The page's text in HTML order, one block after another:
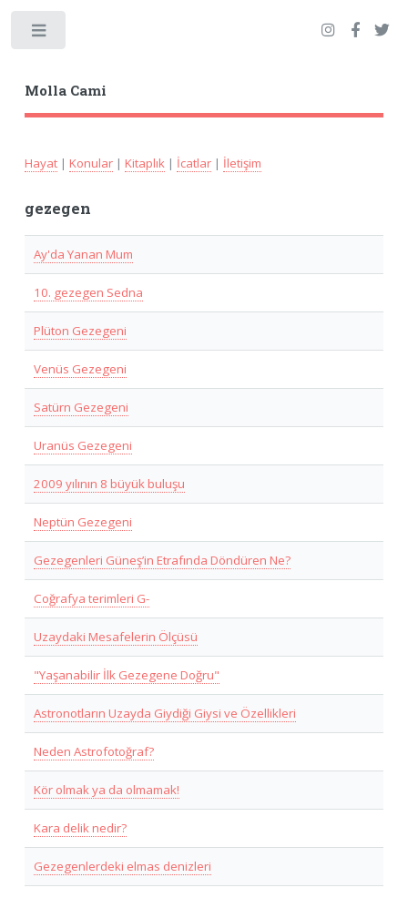
Molla Cami
Hayat| Konular| Kitaplık| İcatlar| İletişim
gezegen
Ay'da Yanan Mum
10. gezegen Sedna
Plüton Gezegeni
Venüs Gezegeni
Satürn Gezegeni
Uranüs Gezegeni
2009 yılının 8 büyük buluşu
Neptün Gezegeni
Gezegenleri Güneş’in Etrafında Döndüren Ne?
Coğrafya terimleri G-
Uzaydaki Mesafelerin Ölçüsü
"Yaşanabilir İlk Gezegene Doğru"
Astronotların Uzayda Giydiği Giysi ve Özellikleri
Neden Astrofotoğraf?
Kör olmak ya da olmamak!
Kara delik nedir?
Gezegenlerdeki elmas denizleri